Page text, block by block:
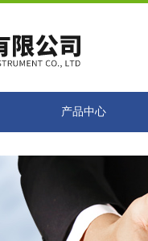
产品中心